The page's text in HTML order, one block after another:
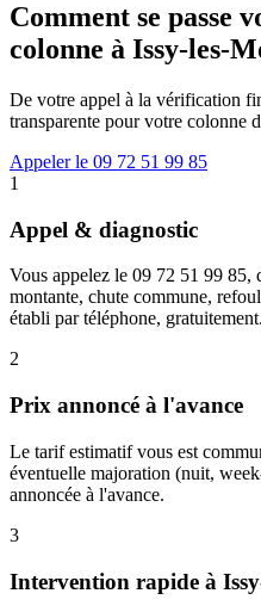
Comment se passe
colonne à Issy-les-
De votre appel à la vérification
transparente pour votre colonne
Appeler le 09 72 51 99 85
1
Appel & diagnostic
Vous appelez le 09 72 51 99 85,
montante, chute commune,
établi par téléphone, gratuitement.
2
Prix annoncé à l'avance
Le tarif estimatif vous est
éventuelle majoration (nuit,
annoncée à l'avance.
3
Intervention rapide à